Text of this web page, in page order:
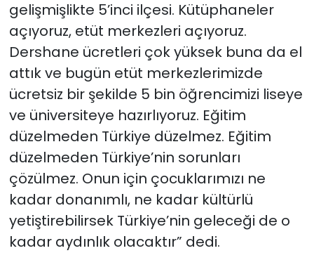
gelişmişlikte 5’inci ilçesi. Kütüphaneler
açıyoruz, etüt merkezleri açıyoruz.
Dershane ücretleri çok yüksek buna da el
attık ve bugün etüt merkezlerimizde
ücretsiz bir şekilde 5 bin öğrencimizi liseye
ve üniversiteye hazırlıyoruz. Eğitim
düzelmeden Türkiye düzelmez. Eğitim
düzelmeden Türkiye’nin sorunları
çözülmez. Onun için çocuklarımızı ne
kadar donanımlı, ne kadar kültürlü
yetiştirebilirsek Türkiye’nin geleceği de o
kadar aydınlık olacaktır” dedi.